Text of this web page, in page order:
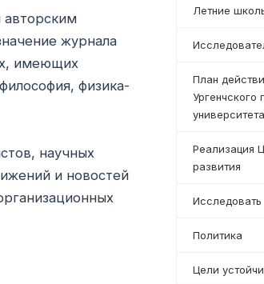
авторским
журнала
имеющих
физика-
научных
и новостей
Летние
План
Ургенчского
университета
Реализация
развития
Исследовать
Политика
Цели